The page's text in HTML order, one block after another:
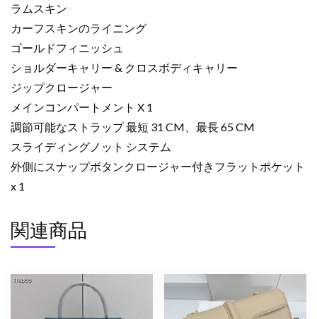
ー
ヌ
バ
ッ
グ
コ
ピ
ー
個
ラムスキン
カーフスキンのライニング
ゴールドフィニッシュ
ショルダーキャリー & クロスボディキャリー
ジップクロージャー
メインコンパートメント X 1
調節可能なストラップ 最短 31 CM、最長 65 CM
スライディングノット システム
外側にスナップボタンクロージャー付きフラットポケット
x 1
関連商品